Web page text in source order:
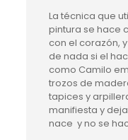
La técnica que
pintura se hace
con el corazón,
de nada si el
como Camilo
trozos de
tapices y
manifiesta y
nace y no se